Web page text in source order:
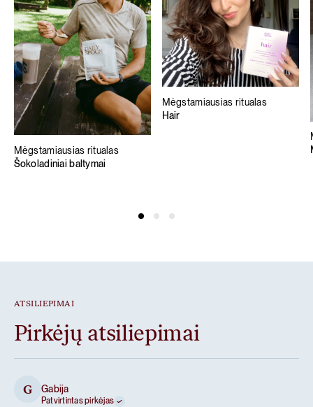
Mėgstamiausias ritualas
Šokoladiniai baltymai
Mėgstamiausias ritualas
Hair
ATSILIEPIMAI
Pirkėjų atsiliepimai
G Gabija
Patvirtintas pirkėjas